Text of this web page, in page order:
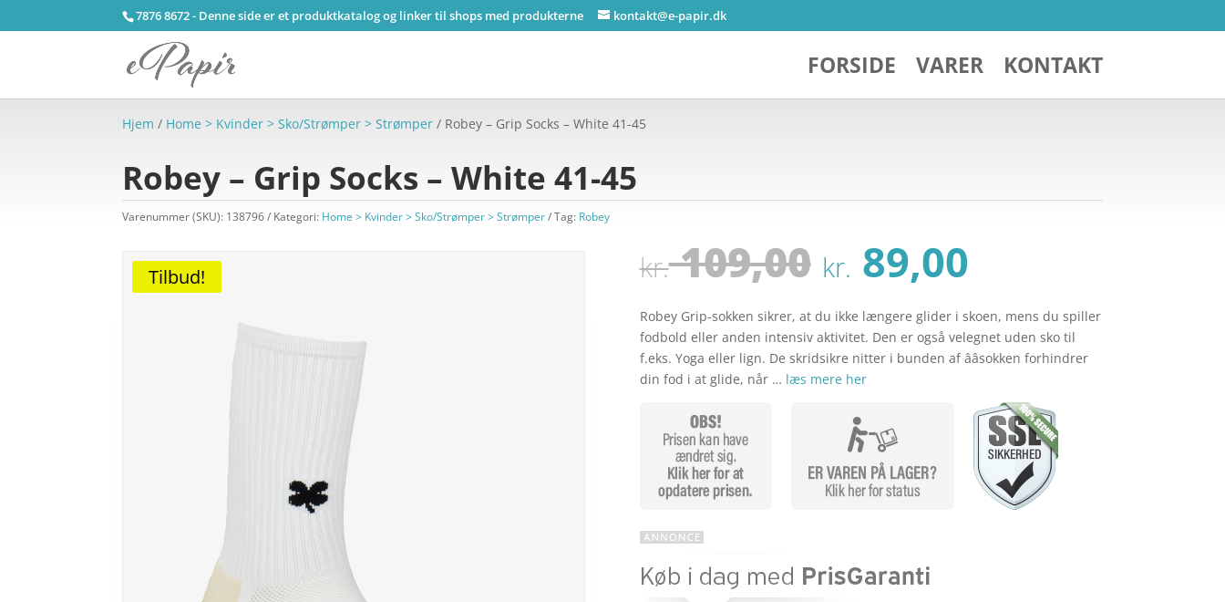
7876 8672 - Denne side er et produktkatalog og linker til shops med produkterne kontakt@e-papir.dk
FORSIDE VARER KONTAKT
Hjem / Home > Kvinder > Sko/Strømper > Strømper / Robey – Grip Socks – White 41-45
Robey – Grip Socks – White 41-45
Varenummer (SKU): 138796 Kategori: Home > Kvinder > Sko/Strømper > Strømper Tag: Robey
Tilbud! kr.109,00 Den
oprindelige
pris
var:
kr. 109,00.
kr. 89,00
pris
er:
kr. 89,00.
Robey Grip-sokken sikrer, at du ikke længere glider i skoen, mens du spiller
fodbold eller anden intensiv aktivitet. Den er også velegnet uden sko til
f.eks. Yoga eller lign. De skridsikre nitter i bunden af ââsokken forhindrer
din fod i at glide, når … læs mere her